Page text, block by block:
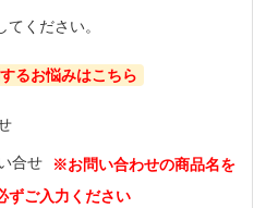
ください。
るお悩みはこちら
合せ